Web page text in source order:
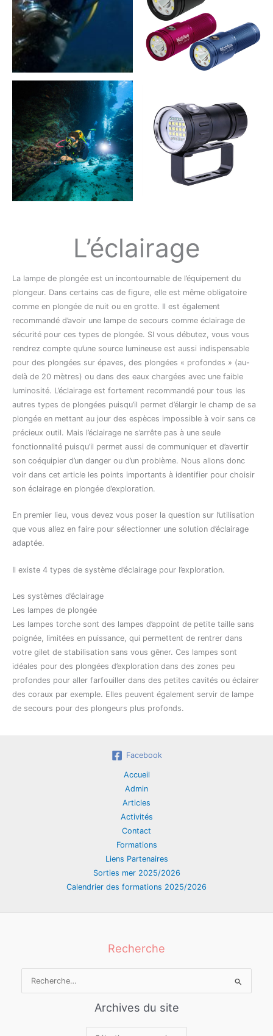
L’éclairage
La lampe de plongée est un incontournable de l’équipement du
plongeur. Dans certains cas de figure, elle est même obligatoire
comme en plongée de nuit ou en grotte. Il est également
recommandé d’avoir une lampe de secours comme éclairage de
sécurité pour ces types de plongée. SI vous débutez, vous vous
rendrez compte qu’une source lumineuse est aussi indispensable
pour des plongées sur épaves, des plongées « profondes » (au-
delà de 20 mètres) ou dans des eaux chargées avec une faible
luminosité. L’éclairage est fortement recommandé pour tous les
autres types de plongées puisqu’il permet d’élargir le champ de sa
plongée en mettant au jour des espèces impossible à voir sans ce
précieux outil. Mais l’éclairage ne s’arrête pas à une seule
fonctionnalité puisqu’il permet aussi de communiquer et d’avertir
son coéquipier d’un danger ou d’un problème. Nous allons donc
voir dans cet article les points importants à identifier pour choisir
son éclairage en plongée d’exploration.
En premier lieu, vous devez vous poser la question sur l’utilisation
que vous allez en faire pour sélectionner une solution d’éclairage
adaptée.
Il existe 4 types de système d’éclairage pour l’exploration.
Les systèmes d’éclairage
Les lampes de plongée
Les lampes torche sont des lampes d’appoint de petite taille sans
poignée, limitées en puissance, qui permettent de rentrer dans
votre gilet de stabilisation sans vous gêner. Ces lampes sont
idéales pour des plongées d’exploration dans des zones peu
profondes pour aller farfouiller dans des petites cavités ou éclairer
des coraux par exemple. Elles peuvent également servir de lampe
de secours pour des plongeurs plus profonds.
Facebook
Accueil
Admin
Articles
Activités
Contact
Formations
Liens Partenaires
Sorties mer 2025/2026
Calendrier des formations 2025/2026
Recherche
Archives du site
Archives